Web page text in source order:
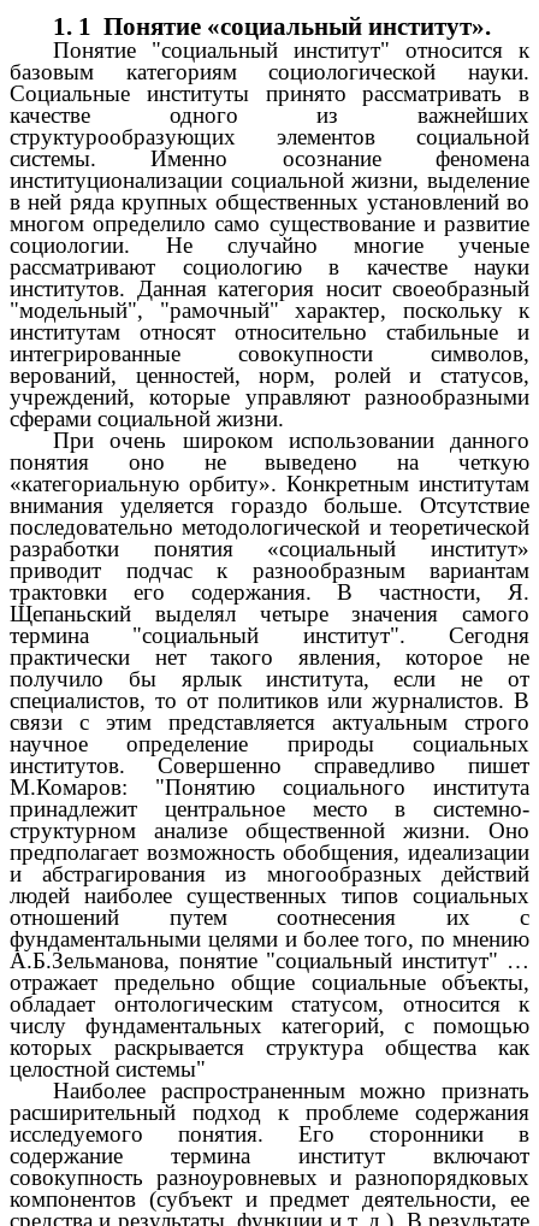
1. 1 Понятие «социальный институт».
Понятие "социальный институт" относится к
базовым категориям социологической науки.
Социальные институты принято рассматривать в
качестве одного из важнейших
структурообразующих элементов социальной
системы. Именно осознание феномена
институционализации социальной жизни, выделение
в ней ряда крупных общественных установлений во
многом определило само существование и развитие
социологии. Не случайно многие ученые
рассматривают социологию в качестве науки
институтов. Данная категория носит своеобразный
"модельный", "рамочный" характер, поскольку к
институтам относят относительно стабильные и
интегрированные совокупности символов,
верований, ценностей, норм, ролей и статусов,
учреждений, которые управляют разнообразными
сферами социальной жизни.
При очень широком использовании данного
понятия оно не выведено на четкую
«категориальную орбиту». Конкретным институтам
внимания уделяется гораздо больше. Отсутствие
последовательно методологической и теоретической
разработки понятия «социальный институт»
приводит подчас к разнообразным вариантам
трактовки его содержания. В частности, Я.
Щепаньский выделял четыре значения самого
термина "социальный институт". Сегодня
практически нет такого явления, которое не
получило бы ярлык института, если не от
специалистов, то от политиков или журналистов. В
связи с этим представляется актуальным строго
научное определение природы социальных
институтов. Совершенно справедливо пишет
М.Комаров: "Понятию социального института
принадлежит центральное место в системно-
структурном анализе общественной жизни. Оно
предполагает возможность обобщения, идеализации
и абстрагирования из многообразных действий
людей наиболее существенных типов социальных
отношений путем соотнесения их с
фундаментальными целями и более того, по мнению
А.Б.Зельманова, понятие "социальный институт" …
отражает предельно общие социальные объекты,
обладает онтологическим статусом, относится к
числу фундаментальных категорий, с помощью
которых раскрывается структура общества как
целостной системы"
Наиболее распространенным можно признать
расширительный подход к проблеме содержания
исследуемого понятия. Его сторонники в
содержание термина институт включают
совокупность разноуровневых и разнопорядковых
компонентов (субъект и предмет деятельности, ее
средства и результаты, функции и т. д.). В результате